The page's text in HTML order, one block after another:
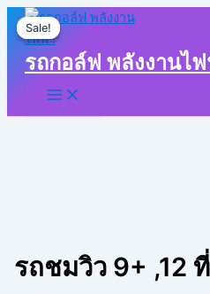
Skip
to
รถกอล์ฟ พลังงานไ
รถชมวิว 9+ ,12
Sale!
Sale!
Original
was:
฿